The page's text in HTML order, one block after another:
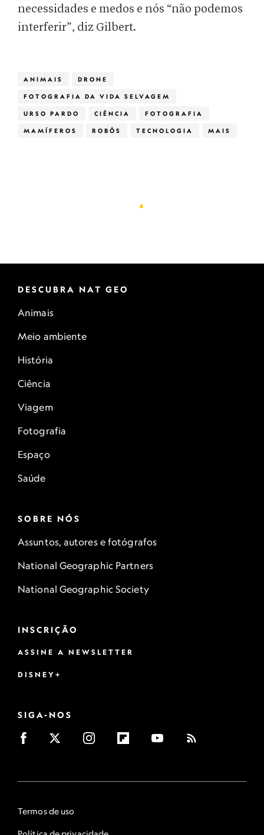
necessidades e medos e nós “não podemos
interferir”, diz Gilbert.
ANIMAIS DRONE
FOTOGRAFIA DA VIDA SELVAGEM
URSO PARDO CIÊNCIA FOTOGRAFIA
MAMÍFEROS ROBÔS TECNOLOGIA MAIS
DESCUBRA NAT GEO
Animais
Meio ambiente
História
Ciência
Viagem
Fotografia
Espaço
Saúde
SOBRE NÓS
Assuntos, autores e fotógrafos
National Geographic Partners
National Geographic Society
INSCRIÇÃO
ASSINE A NEWSLETTER
DISNEY+
SIGA-NOS
Termos de uso